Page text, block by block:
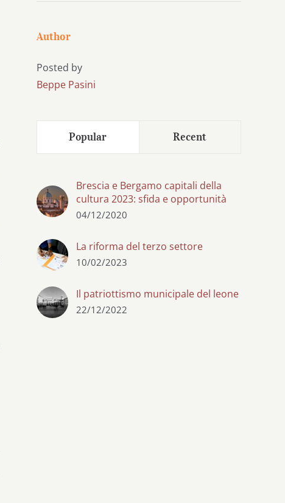
Author
Posted by
Beppe Pasini
Popular Recent
Brescia e Bergamo capitali della
cultura 2023: sfida e opportunità
04/12/2020
La riforma del terzo settore
10/02/2023
Il patriottismo municipale del leone
22/12/2022